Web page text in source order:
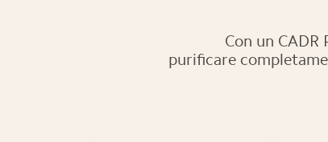
Con un
purificare